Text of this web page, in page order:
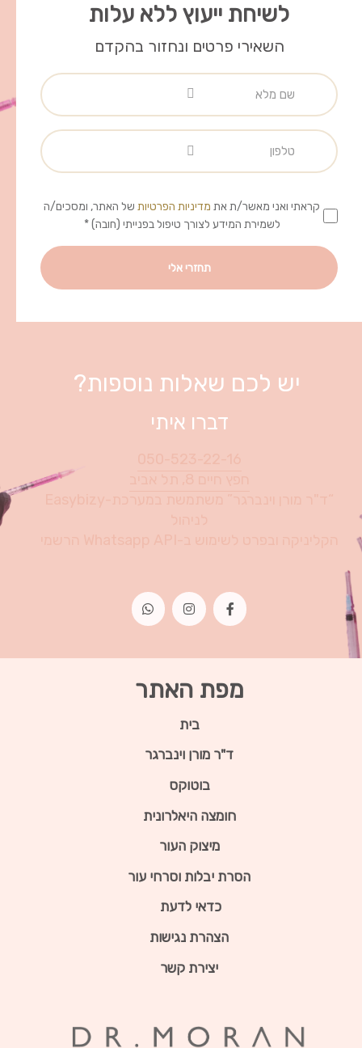
לשיחת ייעוץ ללא עלות
השאירי פרטים ונחזור בהקדם
קראתי ואני מאשר/ת את מדיניות הפרטיות של האתר, ומסכים/ה
לשמירת המידע לצורך טיפול בפנייתי (חובה) *
יש לכם שאלות נוספות?
דברו איתי
מפת האתר
בית
ד"ר מורן וינברגר
בוטוקס
חומצה היאלרונית
מיצוק העור
הסרת יבלות וסרחי עור
כדאי לדעת
הצהרת נגישות
יצירת קשר